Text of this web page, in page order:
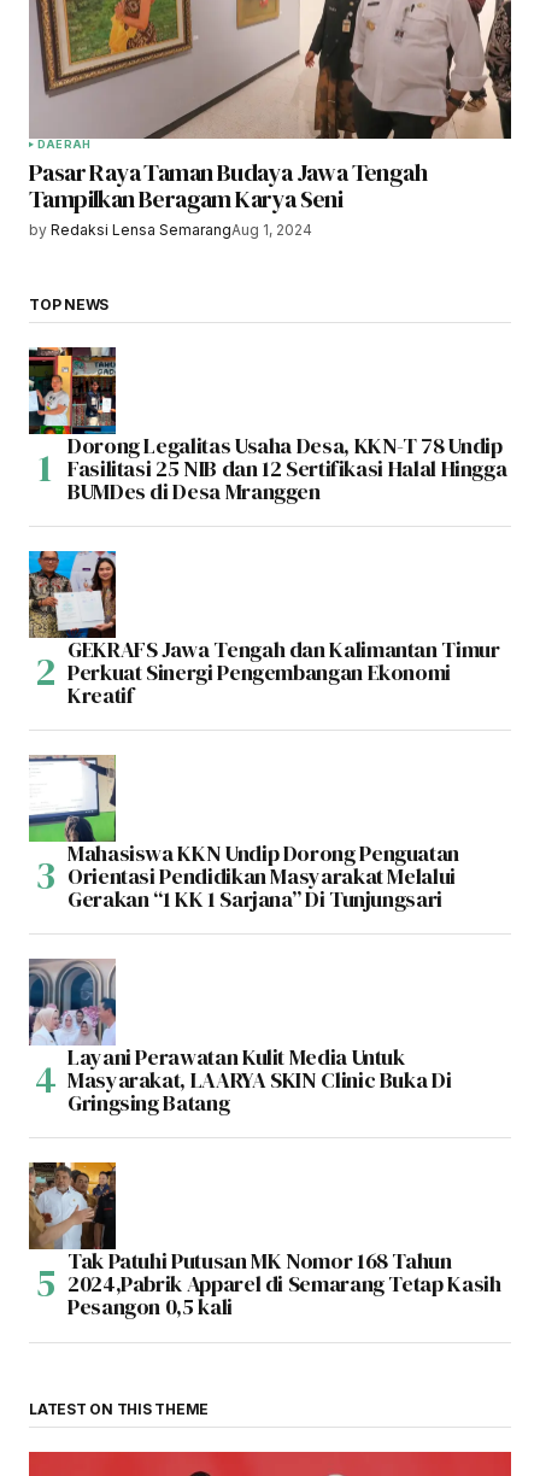
DAERAH
Pasar Raya Taman Budaya Jawa Tengah
Tampilkan Beragam Karya Seni
by Redaksi Lensa SemarangAug 1, 2024
TOP NEWS
Dorong Legalitas Usaha Desa, KKN-T 78 Undip
Fasilitasi 25 NIB dan 12 Sertifikasi Halal Hingga
BUMDes di Desa Mranggen
GEKRAFS Jawa Tengah dan Kalimantan Timur
Perkuat Sinergi Pengembangan Ekonomi
Kreatif
Mahasiswa KKN Undip Dorong Penguatan
Orientasi Pendidikan Masyarakat Melalui
Gerakan “1 KK 1 Sarjana” Di Tunjungsari
Layani Perawatan Kulit Media Untuk
Masyarakat, LAARYA SKIN Clinic Buka Di
Gringsing Batang
Tak Patuhi Putusan MK Nomor 168 Tahun
2024,Pabrik Apparel di Semarang Tetap Kasih
Pesangon 0,5 kali
LATEST ON THIS THEME